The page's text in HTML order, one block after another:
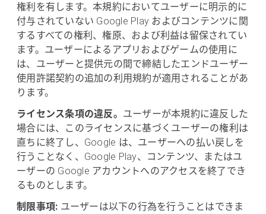
権利を有します。本規約においてユーザーに明示的に
付与されていない Google Play およびコンテンツに関
するすべての権利、権原、および利益は留保されてい
ます。ユーザーによるアプリおよびゲームの使用に
は、ユーザーと提供元の間で締結したエンドユーザー
使用許諾契約の追加の利用規約が適用されることがあ
ります。
ライセンス条項の違反。 ユーザーが本規約に違反した
場合には、このライセンスに基づくユーザーの権利は
直ちに終了し、Google は、ユーザーへの払い戻しを
行うことなく、Google Play、コンテンツ、またはユ
ーザーの Google アカウントへのアクセスを終了でき
るものとします。
制限事項: ユーザーは以下の行為を行うことはできま